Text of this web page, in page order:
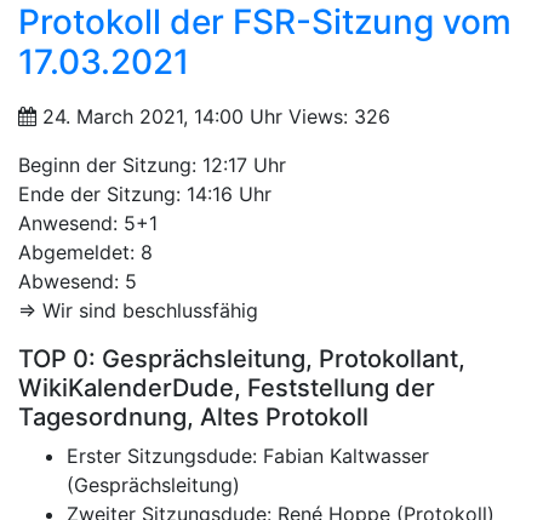
Protokoll der FSR-Sitzung vom
17.03.2021
24. March 2021, 14:00 Uhr Views: 326
Beginn der Sitzung: 12:17 Uhr
Ende der Sitzung: 14:16 Uhr
Anwesend: 5+1
Abgemeldet: 8
Abwesend: 5
=> Wir sind beschlussfähig
TOP 0: Gesprächsleitung, Protokollant,
WikiKalenderDude, Feststellung der
Tagesordnung, Altes Protokoll
Erster Sitzungsdude: Fabian Kaltwasser
(Gesprächsleitung)
Zweiter Sitzungsdude: René Hoppe (Protokoll)